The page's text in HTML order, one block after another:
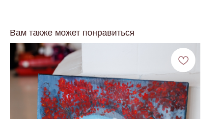
Вам также может понравиться